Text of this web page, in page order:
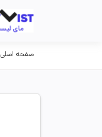
صفحه اصلی